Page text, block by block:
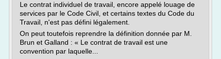
Le contrat individuel de travail, encore appelé louage de
services par le Code Civil, et certains textes du Code du
Travail, n'est pas défini légalement.
On peut toutefois reprendre la définition donnée par M.
Brun et Galland : « Le contrat de travail est une
convention par laquelle...